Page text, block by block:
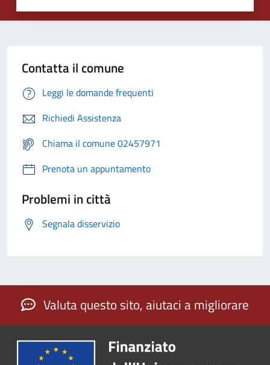
Contatta il comune
Leggi le domande frequenti
Richiedi Assistenza
Chiama il comune 02457971
Prenota un appuntamento
Problemi in città
Segnala disservizio
Valuta questo sito, aiutaci a migliorare